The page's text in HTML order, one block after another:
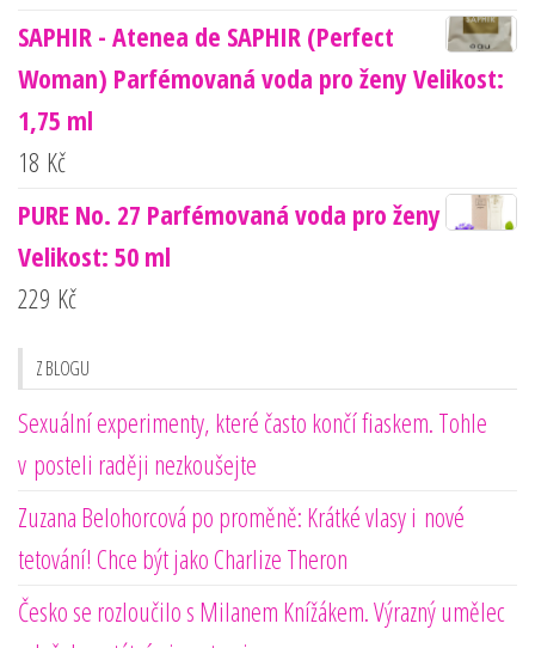
SAPHIR - Atenea de SAPHIR (Perfect
Woman) Parfémovaná voda pro ženy Velikost:
1,75 ml
18 Kč
PURE No. 27 Parfémovaná voda pro ženy
Velikost: 50 ml
229 Kč
Z BLOGU
Sexuální experimenty, které často končí fiaskem. Tohle
v posteli raději nezkoušejte
Zuzana Belohorcová po proměně: Krátké vlasy i nové
tetování! Chce být jako Charlize Theron
Česko se rozloučilo s Milanem Knížákem. Výrazný umělec